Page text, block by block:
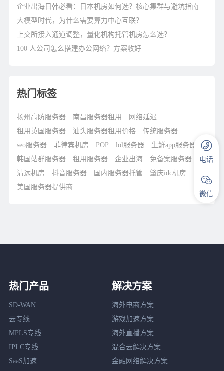
企业出海日韩必看：日本机房如何选？核心集群与避坑指南
大模型时代，为什么需要算力中心互联？
上交所接入通道调整，量化机构托管机房怎么选？
100 人公司怎么搭建办公网络？方案收好
热门标签
扬州高防服务器 南昌服务器租用
网络延迟
租用英国服务器
汕头服务器租用价格
传统服务器
seo服务器
菲律宾机房 POP lol服务器
生鲜app服务器
韩国站群服务器
租用服务器 企业出海
免备案服务器
清远机房
抖音服务器 国内服务器托管
肇庆idc机房
美国服务器提供商
热门产品
SD-WAN
云专线
MPLS专线
IPLC专线
SaaS加速
解决方案
海外电商方案
游戏加速方案
海外直播方案
混合云解决方案
金融网络解决方案
电话
微信